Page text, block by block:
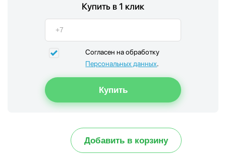
Купить в 1 клик
Согласен на обработку
Персональных данных.
Добавить в корзину